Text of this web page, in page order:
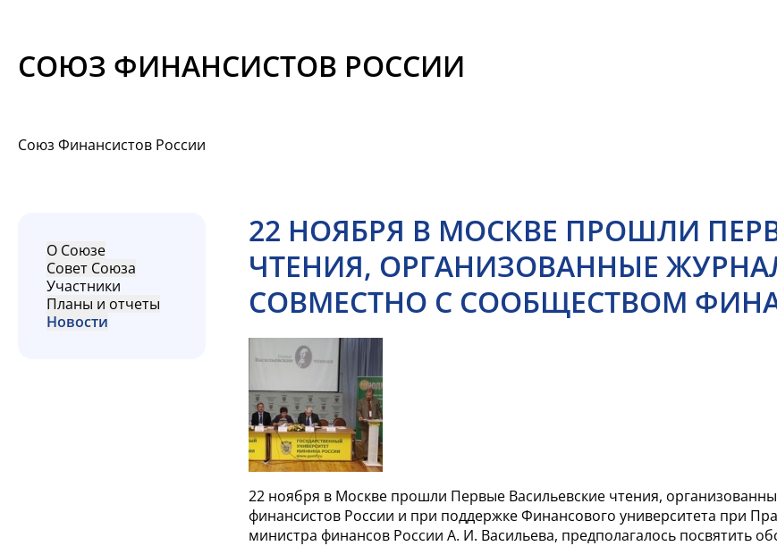
СОЮЗ ФИНАНСИСТОВ РОССИИ
Союз Финансистов России
О Союзе
Совет Союза
Участники
Планы и отчеты
Новости
22 НОЯБРЯ В МОСКВЕ ПРОШЛИ
ЧТЕНИЯ, ОРГАНИЗОВАННЫЕ
СОВМЕСТНО С СООБЩЕСТВОМ
22 ноября в Москве прошли Первые Васильевские чтения,
финансистов России и при поддержке Финансового университета при
министра финансов России А. И. Васильева, предполагалось посвятить